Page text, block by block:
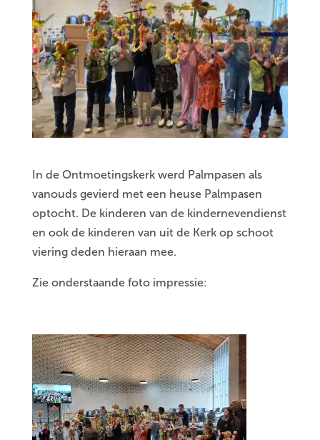
In de Ontmoetingskerk werd Palmpasen als
vanouds gevierd met een heuse Palmpasen
optocht. De kinderen van de kindernevendienst
en ook de kinderen van uit de Kerk op schoot
viering deden hieraan mee.
Zie onderstaande foto impressie: